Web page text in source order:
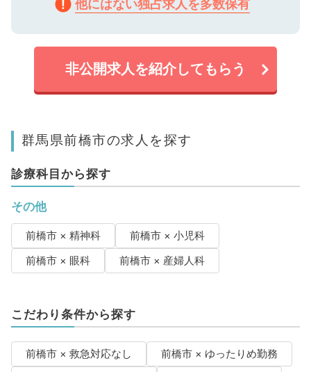
他にはない独占求人を多数保有
非公開求人を紹介してもらう
群馬県前橋市の求人を探す
診療科目から探す
その他
前橋市 × 精神科
前橋市 × 小児科
前橋市 × 眼科
前橋市 × 産婦人科
こだわり条件から探す
前橋市 × 救急対応なし
前橋市 × ゆったりめ勤務